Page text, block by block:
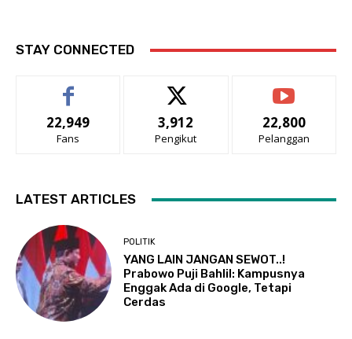
STAY CONNECTED
22,949
Fans
3,912
Pengikut
22,800
Pelanggan
LATEST ARTICLES
POLITIK
YANG LAIN JANGAN SEWOT..!
Prabowo Puji Bahlil: Kampusnya
Enggak Ada di Google, Tetapi
Cerdas